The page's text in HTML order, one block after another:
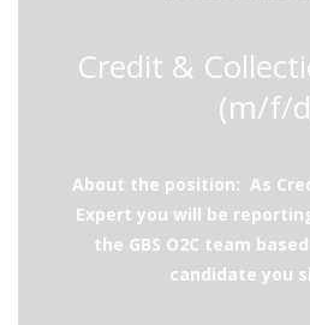
Credit &
(m/f/
About the position: As
Expert you will be
the GBS O2C team
candidate you